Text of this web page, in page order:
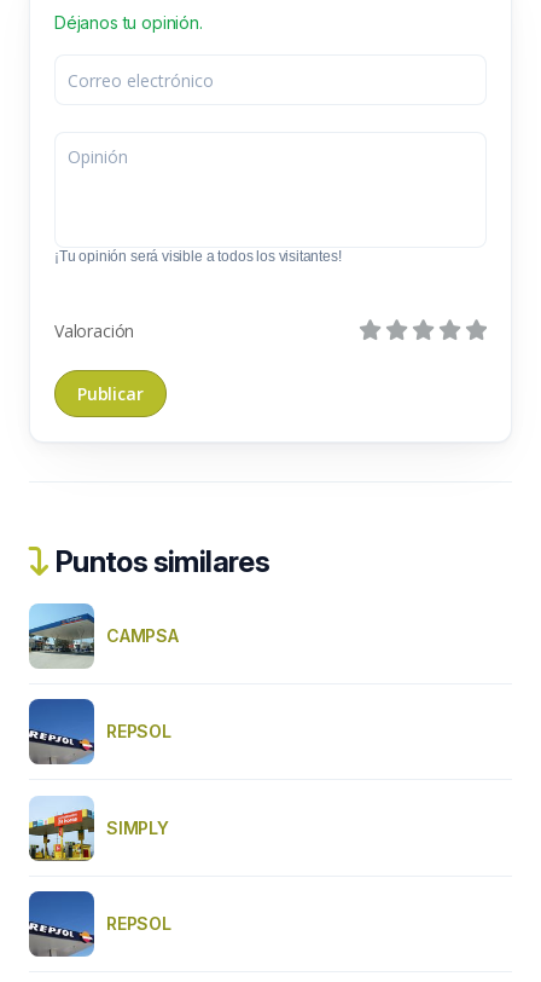
Déjanos tu opinión.
¡Tu opinión será visible a todos los visitantes!
Valoración
Puntos similares
CAMPSA
REPSOL
SIMPLY
REPSOL